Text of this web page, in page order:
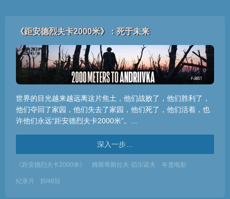
《距安德烈夫卡2000米》：死于未来
世界的目光越来越远离这片焦土，他们战败了，他们胜利了，
他们夺回了家园，他们失去了家园，他们死了，他们活着，也
许他们永远“距安德烈夫卡2000米”。...
深入一步…
《距安德烈夫卡2000米》 姆斯蒂斯拉夫·切尔诺夫 年度电影
纪录片 [0/465]